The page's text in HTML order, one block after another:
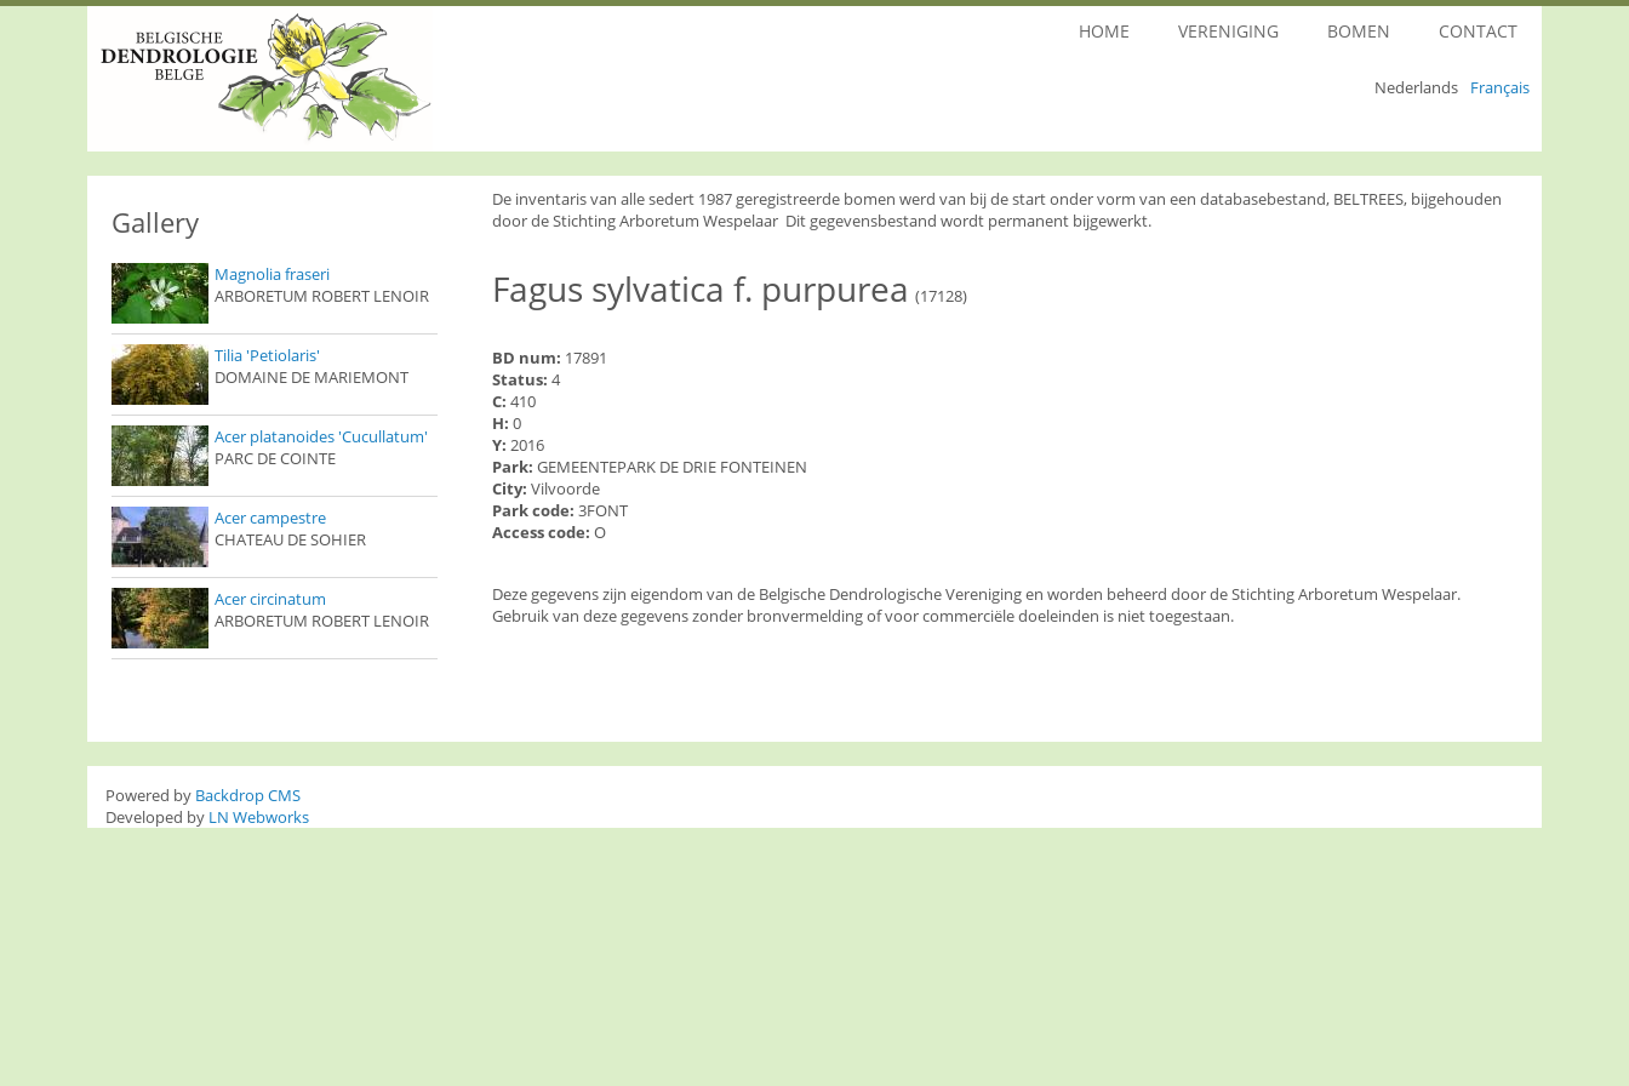
Nederlands Français
HOME VERENIGING BOMEN CONTACT
De inventaris van alle sedert 1987 geregistreerde bomen werd van bij de start onder vorm van een databasebestand, BELTREES, bijgehouden
door de Stichting Arboretum Wespelaar Dit gegevensbestand wordt permanent bijgewerkt.
Fagus sylvatica f. purpurea (17128)
BD num: 17891
Status: 4
C: 410
H: 0
Y: 2016
Park: GEMEENTEPARK DE DRIE FONTEINEN
City: Vilvoorde
Park code: 3FONT
Access code: O
Deze gegevens zijn eigendom van de Belgische Dendrologische Vereniging en worden beheerd door de Stichting Arboretum Wespelaar.
Gebruik van deze gegevens zonder bronvermelding of voor commerciële doeleinden is niet toegestaan.
Gallery
Magnolia fraseri
ARBORETUM ROBERT LENOIR
Tilia 'Petiolaris'
DOMAINE DE MARIEMONT
Acer platanoides 'Cucullatum'
PARC DE COINTE
Acer campestre
CHATEAU DE SOHIER
Acer circinatum
ARBORETUM ROBERT LENOIR
Powered by Backdrop CMS
Developed by LN Webworks